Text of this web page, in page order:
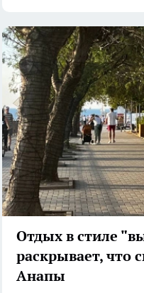
Отдых в стиле
раскрывает, что
Анапы